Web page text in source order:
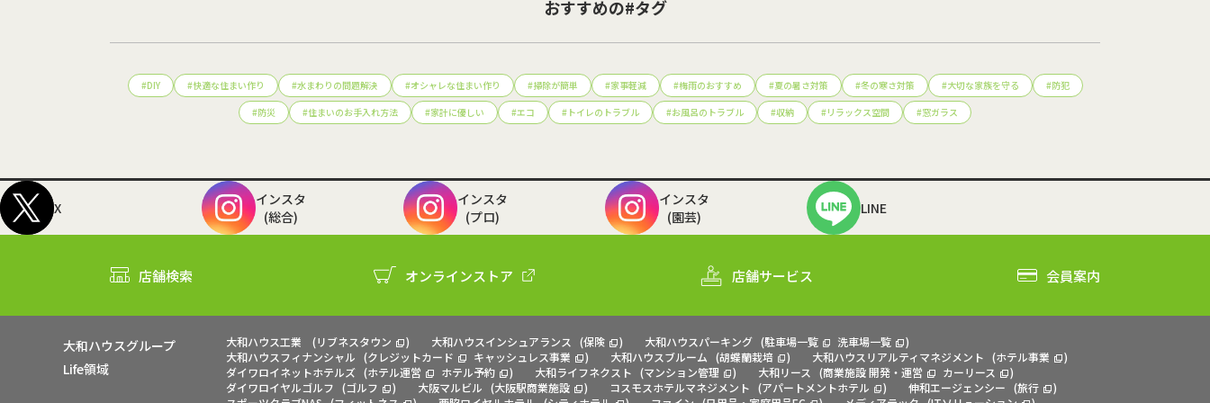
おすすめの#タグ
#DIY #快適な住まい作り #水まわりの問題解決 #オシャレな住まい作り #掃除が簡単 #家事軽減 #梅雨のおすすめ #夏の暑さ対策 #冬の寒さ対策 #大切な家族を守る #防犯
#防災 #住まいのお手入れ方法 #家計に優しい #エコ # トイレのトラブル #お風呂のトラブル #収納 #リラックス空間 #窓ガラス
X
インスタ
(総合)
インスタ
(プロ)
インスタ
(園芸)
LINE
店舗検索 オンラインストア 店舗サービス 会員案内
大和ハウスグループ
Life領域
大和ハウス工業 (リブネスタウン ) 大和ハウスインシュアランス (保険 ) 大和ハウスパーキング (駐車場一覧 洗車場一覧
)
大和ハウスフィナンシャル (クレジットカード キャッシュレス事業 ) 大和ハウスブルーム (胡蝶蘭栽培 ) 大和ハウスリアルティマネジメント (ホテル事業
)
ダイワロイネットホテルズ (ホテル運営 ホテル予約 ) 大和ライフネクスト (マンション管理 ) 大和リース (商業施設 開発・運営 カーリース
)
ダイワロイヤルゴルフ (ゴルフ ) 大阪マルビル (大阪駅商業施設 ) コスモスホテルマネジメント (アパートメントホテル ) 伸和エージェンシー (旅行
)